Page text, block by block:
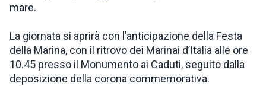
mare.
La giornata si aprirà con l’anticipazione della Festa
della Marina, con il ritrovo dei Marinai d’Italia alle ore
10.45 presso il Monumento ai Caduti, seguito dalla
deposizione della corona commemorativa.